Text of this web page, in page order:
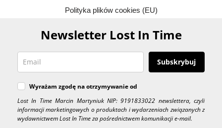
Polityka plików cookies (EU)
Newsletter Lost In Time
Subskrybuj
Wyrażam zgodę na otrzymywanie od
Lost In Time Marcin Martyniuk NIP: 9191833022 newslettera, czyli
informacji marketingowych o produktach i wydarzeniach związanych z
wydawnictwem Lost In Time za pośrednictwem komunikacji e-mail.